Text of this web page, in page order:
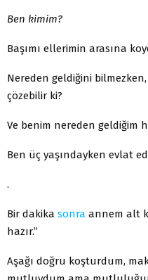
Ben kimim?
Başımı ellerimin arasına
Nereden geldiğini bilmezken,
çözebilir ki?
Ve benim nereden geldiğim
Ben üç yaşındayken evlat
.
Bir dakika sonra annem alt
hazır.”
Aşağı doğru koşturdum,